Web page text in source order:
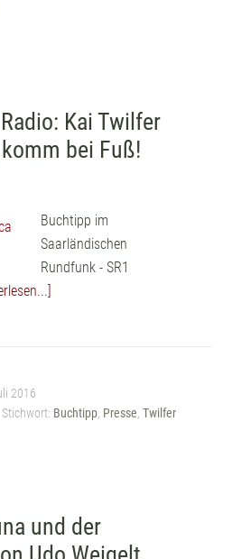
Kai Twilfer
bei Fuß!
Buchtipp im
Saarländischen
Rundfunk - SR1
2016
Stichwort: Buchtipp, Presse Twilfer
und der